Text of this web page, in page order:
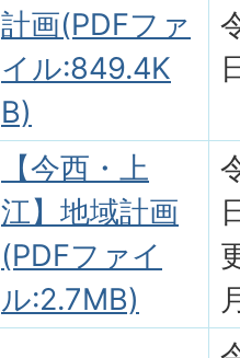
計画(PDFファ
イル:849.4K
B)
【今西・上
江】地域計画
(PDFファイ
ル:2.7MB)